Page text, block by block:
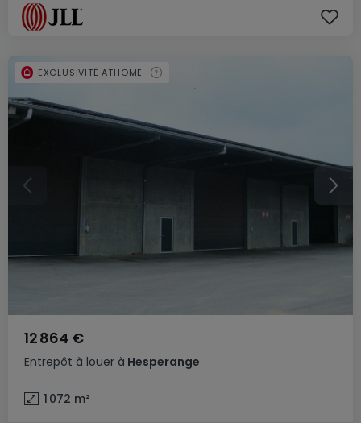
Entrepôt à louer à Hesperange
12 864 €
1 072 m²
EXCLUSIVITÉ ATHOME